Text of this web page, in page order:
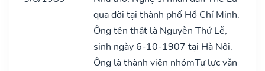
qua đời tại thành phố Hồ Chí Minh.
Ông tên thật là Nguyễn Thứ Lễ,
sinh ngày 6-10-1907 tại Hà Nội.
Ông là thành viên nhómTự lực vǎn